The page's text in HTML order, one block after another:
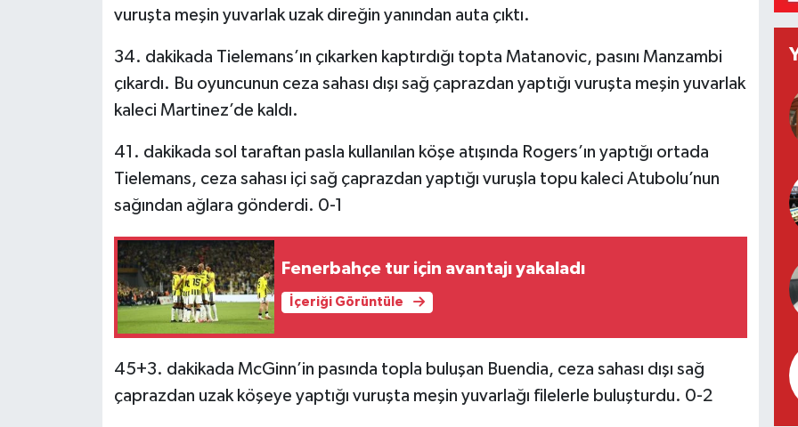
vuruşta meşin yuvarlak uzak direğin yanından auta çıktı.
34. dakikada Tielemans’ın çıkarken kaptırdığı topta Matanovic, pasını Manzambi
çıkardı. Bu oyuncunun ceza sahası dışı sağ çaprazdan yaptığı vuruşta meşin yuvarlak
kaleci Martinez’de kaldı.
41. dakikada sol taraftan pasla kullanılan köşe atışında Rogers’ın yaptığı ortada
Tielemans, ceza sahası içi sağ çaprazdan yaptığı vuruşla topu kaleci Atubolu’nun
sağından ağlara gönderdi. 0-1
Fenerbahçe tur için avantajı yakaladı
İçeriği Görüntüle
45+3. dakikada McGinn’in pasında topla buluşan Buendia, ceza sahası dışı sağ
çaprazdan uzak köşeye yaptığı vuruşta meşin yuvarlağı filelerle buluşturdu. 0-2